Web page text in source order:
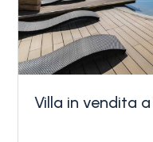
Villa in vendita